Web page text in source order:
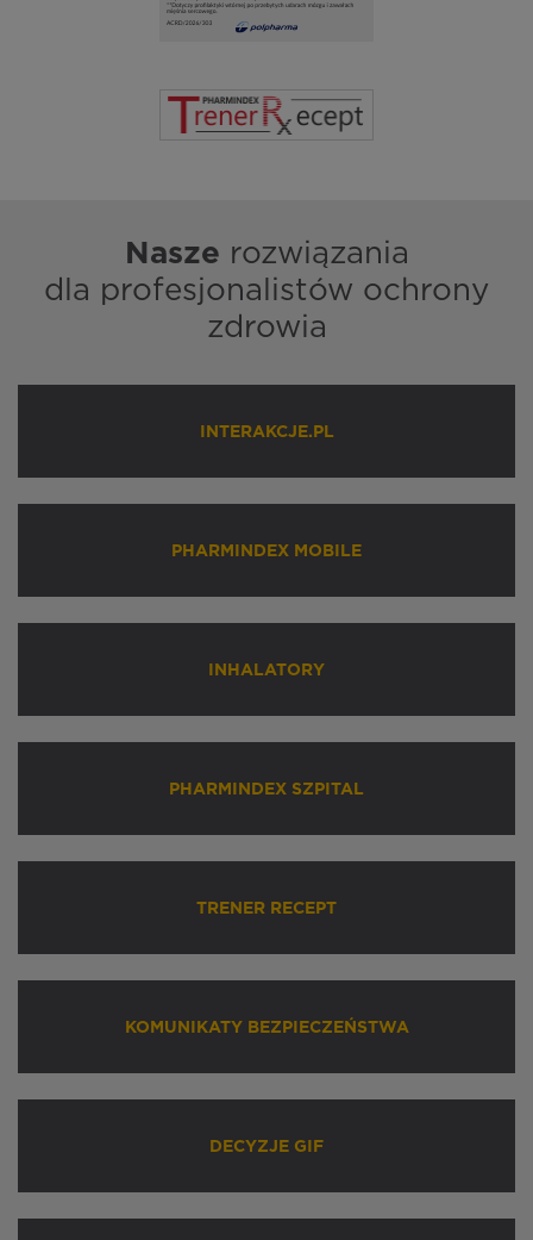
Nasze rozwiązania
dla profesjonalistów ochrony
zdrowia
INTERAKCJE.PL
PHARMINDEX MOBILE
INHALATORY
PHARMINDEX SZPITAL
TRENER RECEPT
KOMUNIKATY BEZPIECZEŃSTWA
DECYZJE GIF